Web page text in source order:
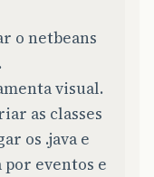
o netbeans
visual.
as classes
os .java e
eventos e